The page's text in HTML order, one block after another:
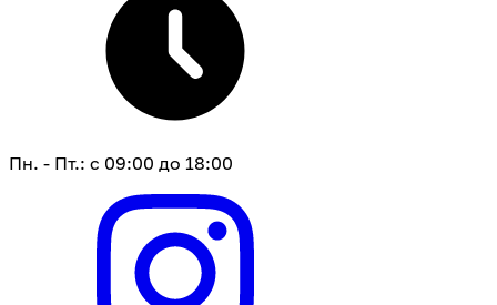
Пн. - Пт.: с 09:00 до 18:00